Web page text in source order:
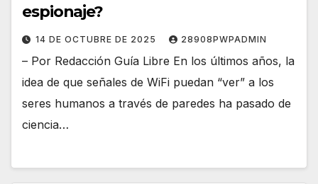
espionaje?
14 DE OCTUBRE DE 2025 28908PWPADMIN
– Por Redacción Guía Libre En los últimos años, la
idea de que señales de WiFi puedan “ver” a los
seres humanos a través de paredes ha pasado de
ciencia…